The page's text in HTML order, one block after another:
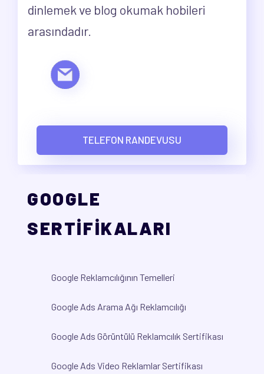
dinlemek ve blog okumak hobileri
arasındadır.
TELEFON RANDEVUSU
GOOGLE
SERTİFİKALARI
Google Reklamcılığının Temelleri
Google Ads Arama Ağı Reklamcılığı
Google Ads Görüntülü Reklamcılık Sertifikası
Google Ads Video Reklamlar Sertifikası